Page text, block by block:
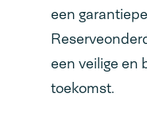
een
een veilige en
toekomst.